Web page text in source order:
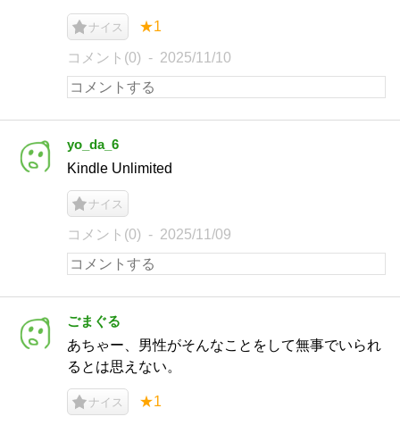
ナイス ★1
コメント(0) 2025/11/10
yo_da_6
Kindle Unlimited
ナイス
コメント(0) 2025/11/09
ごまぐる
あちゃー、男性がそんなことをして無事でいられ
るとは思えない。
ナイス ★1